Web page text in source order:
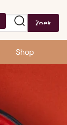
Zoek
Shop